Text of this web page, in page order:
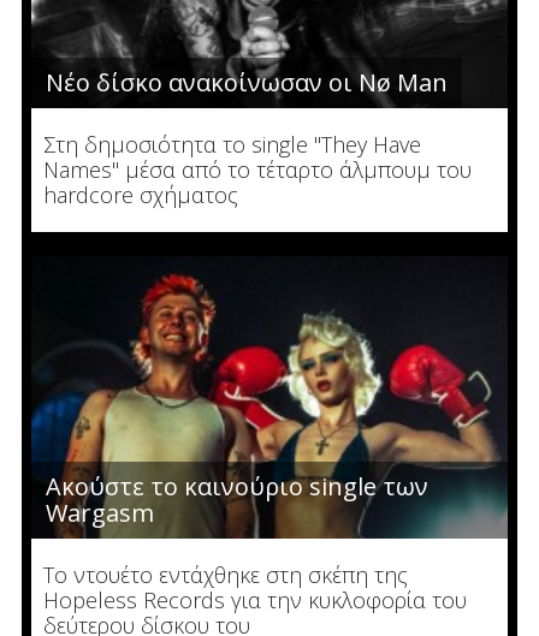
Νέο δίσκο ανακοίνωσαν οι Nø Man
Στη δημοσιότητα το single "They Have
Names" μέσα από το τέταρτο άλμπουμ του
hardcore σχήματος
Ακούστε το καινούριο single των
Wargasm
To ντουέτο εντάχθηκε στη σκέπη της
Hopeless Records για την κυκλοφορία του
δεύτερου δίσκου του